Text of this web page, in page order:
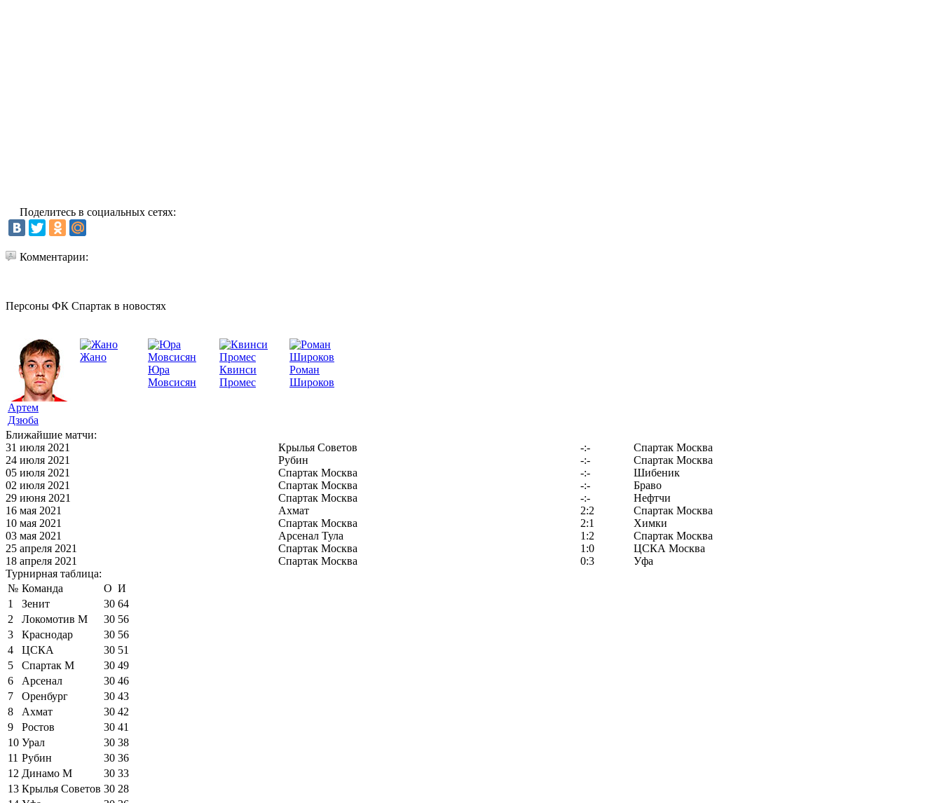
Поделитесь в социальных сетях:
Комментарии:
Персоны ФК Спартак в новостях
Артем
Дзюба
Жано
Юра
Мовсисян
Квинси
Промес
Роман
Широков
Ближайшие матчи:
31 июля 2021
Крылья Советов -:-
Спартак Москва
24 июля 2021
Рубин -:-
Спартак Москва
05 июля 2021
Спартак Москва -:-
Шибеник
02 июля 2021
Спартак Москва -:-
Браво
29 июня 2021
Спартак Москва -:-
Нефтчи
16 мая 2021
Ахмат 2:2
Спартак Москва
10 мая 2021
Спартак Москва 2:1
Химки
03 мая 2021
Арсенал Тула 1:2
Спартак Москва
25 апреля 2021
Спартак Москва 1:0
ЦСКА Москва
18 апреля 2021
Спартак Москва 0:3
Уфа
Турнирная таблица:
№ Команда О И
1
Зенит 30 64
2
Локомотив М 30 56
3
Краснодар 30 56
4
ЦСКА 30 51
5
Спартак М 30 49
6
Арсенал 30 46
7
Оренбург 30 43
8
Ахмат 30 42
9
Ростов 30 41
10 Урал 30 38
11 Рубин 30 36
12 Динамо М 30 33
13 Крылья Советов 30 28